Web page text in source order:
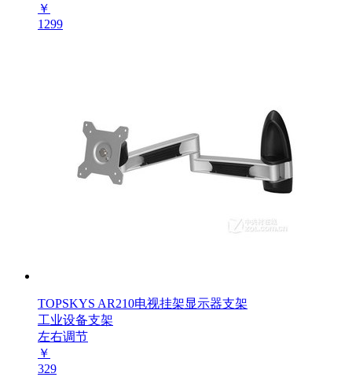
￥
1299
TOPSKYS AR210电视挂架显示器支架
工业设备支架
左右调节
￥
329